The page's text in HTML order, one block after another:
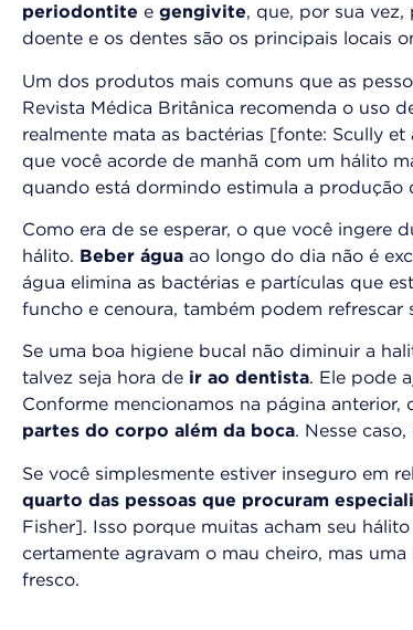
periodontite e gengivite, que, por sua
doente e os dentes são os principais locais
Um dos produtos mais comuns que as
Revista Médica Britânica recomenda o uso
realmente mata as bactérias [fonte: Scully
que você acorde de manhã com um hálito
quando está dormindo estimula a produção
Como era de se esperar, o que você
hálito. Beber água ao longo do dia não é
água elimina as bactérias e partículas que
funcho e cenoura, também podem refrescar
Se uma boa higiene bucal não diminuir a
talvez seja hora de ir ao dentista. Ele pode
Conforme mencionamos na página
partes do corpo além da boca. Nesse
Se você simplesmente estiver inseguro em
quarto das pessoas que procuram
Fisher]. Isso porque muitas acham seu
certamente agravam o mau cheiro, mas
fresco.